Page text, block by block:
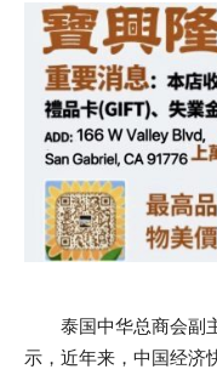
泰国中华总商会副主
示，近年来，中国经济